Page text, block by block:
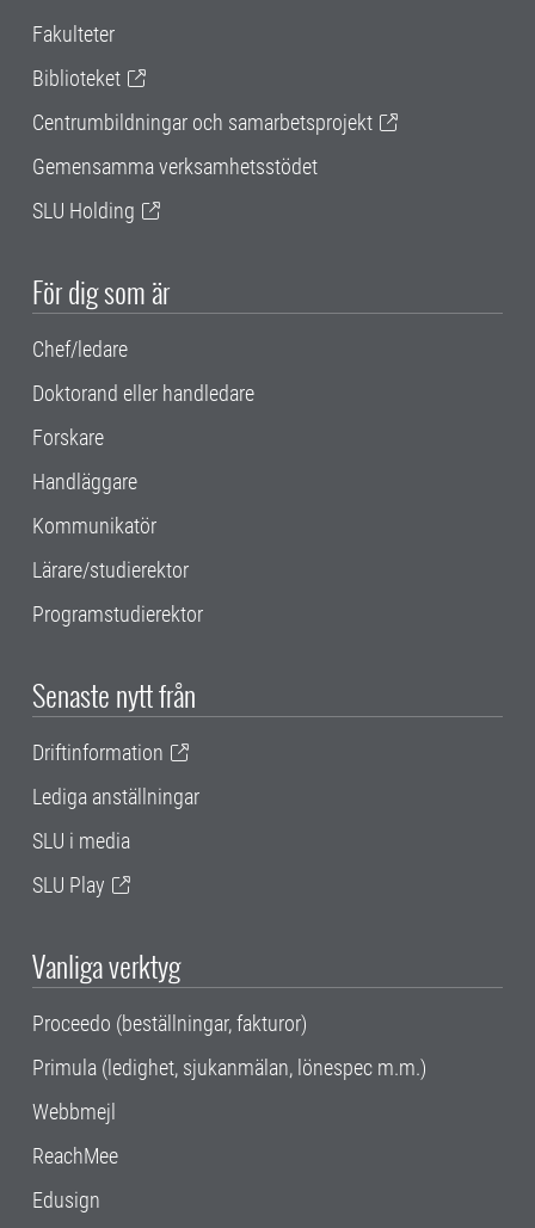
Fakulteter
Biblioteket
Centrumbildningar och samarbetsprojekt
Gemensamma verksamhetsstödet
SLU Holding
För dig som är
Chef/ledare
Doktorand eller handledare
Forskare
Handläggare
Kommunikatör
Lärare/studierektor
Programstudierektor
Senaste nytt från
Driftinformation
Lediga anställningar
SLU i media
SLU Play
Vanliga verktyg
Proceedo (beställningar, fakturor)
Primula (ledighet, sjukanmälan, lönespec m.m.)
Webbmejl
ReachMee
Edusign